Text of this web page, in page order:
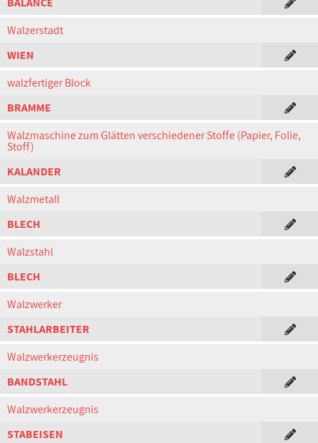
Walzerstadt
WIEN
walzfertiger Block
BRAMME
Walzmaschine zum Glätten verschiedener Stoffe (Papier, Folie,
Stoff)
KALANDER
Walzmetall
BLECH
Walzstahl
BLECH
Walzwerker
STAHLARBEITER
Walzwerkerzeugnis
BANDSTAHL
Walzwerkerzeugnis
STABEISEN